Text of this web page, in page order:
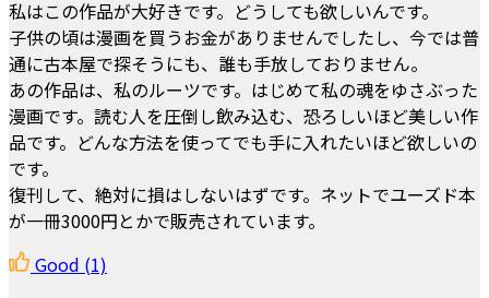
私はこの作品が大好きです。どうしても欲しいんです。
子供の頃は漫画を買うお金がありませんでしたし、今では普
通に古本屋で探そうにも、誰も手放しておりません。
あの作品は、私のルーツです。はじめて私の魂をゆさぶった
漫画です。読む人を圧倒し飲み込む、恐ろしいほど美しい作
品です。どんな方法を使ってでも手に入れたいほど欲しいの
です。
復刊して、絶対に損はしないはずです。ネットでユーズド本
が一冊3000円とかで販売されています。
Good (1)